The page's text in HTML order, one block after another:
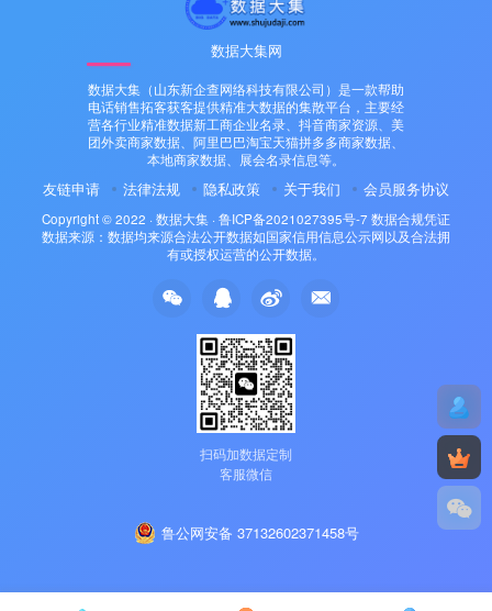
数据大集网
数据大集（山东新企查网络科技有限公司）是一款帮助
电话销售拓客获客提供精准大数据的集散平台，主要经
营各行业精准数据新工商企业名录、抖音商家资源、美
团外卖商家数据、阿里巴巴淘宝天猫拼多多商家数据、
本地商家数据、展会名录信息等。
友链申请 法律法规 隐私政策 关于我们 会员服务协议
Copyright © 2022 · 数据大集 · 鲁ICP备2021027395号-7 数据合规凭证
数据来源：数据均来源合法公开数据如国家信用信息公示网以及合法拥
有或授权运营的公开数据。
扫码加数据定制
客服微信
鲁公网安备 37132602371458号